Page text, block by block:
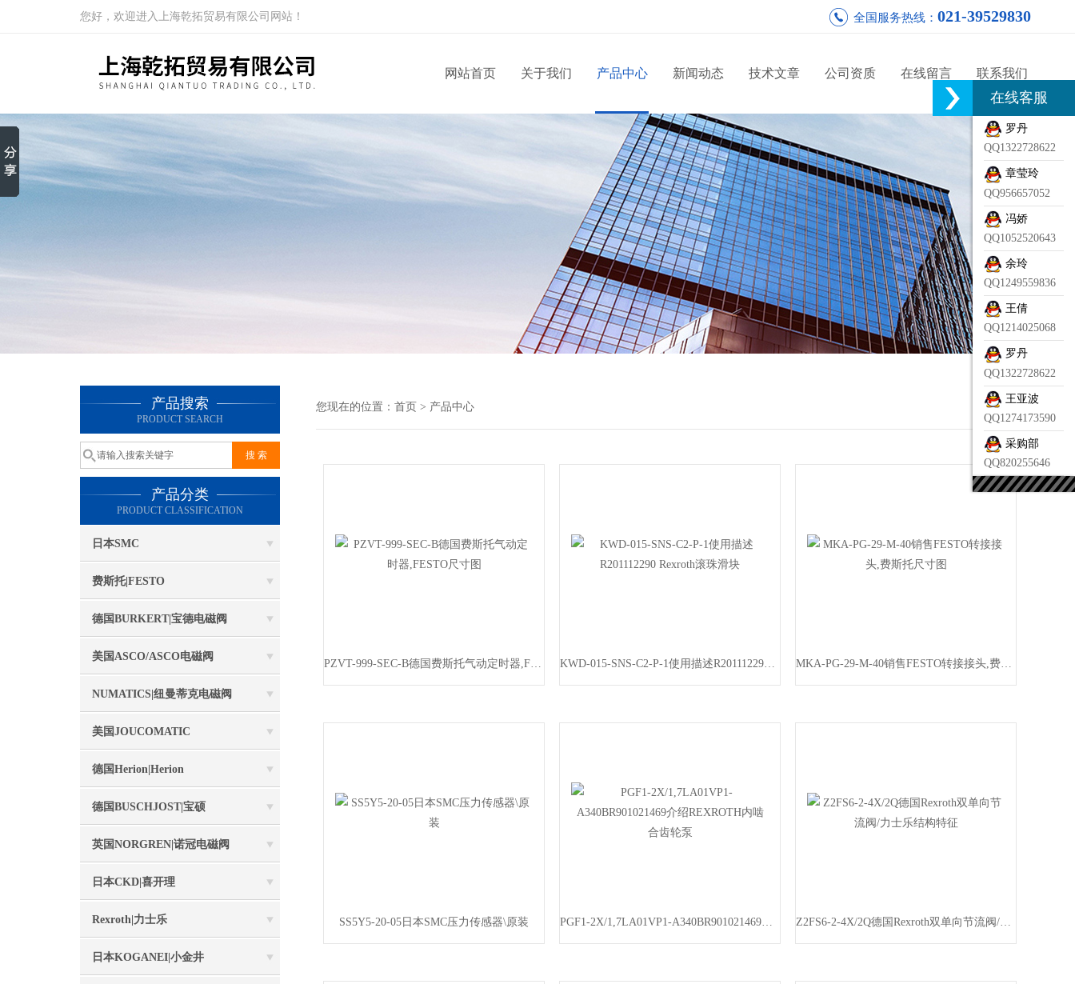
您好，欢迎进入上海乾拓贸易有限公司网站！ 全国服务热线： 021-39529830
网站首页 关于我们 产品中心 新闻动态 技术文章 公司资质 在线留言 联系我们
产品搜索
PRODUCT SEARCH
产品分类
PRODUCT CLASSIFICATION
日本SMC
费斯托|FESTO
德国BURKERT|宝德电磁阀
美国ASCO/ASCO电磁阀
NUMATICS|纽曼蒂克电磁阀
美国JOUCOMATIC
德国Herion|Herion
德国BUSCHJOST|宝硕
英国NORGREN|诺冠电磁阀
日本CKD|喜开理
Rexroth|力士乐
日本KOGANEI|小金井
您现在的位置： 首页 > 产品中心
PZVT-999-SEC-B德国费斯托气动定时器,FESTO尺寸图 KWD-015-SNS-C2-P-1使用描述R201112290 Rexroth滚珠滑块 MKA-PG-29-M-40销售FESTO转接接头,费斯托尺寸图
SS5Y5-20-05日本SMC压力传感器\原装 PGF1-2X/1,7LA01VP1-A340BR901021469介绍REXROTH内啮合齿轮泵 Z2FS6-2-4X/2Q德国Rexroth双单向节流阀/力士乐结构特征
在线客服
罗丹
QQ1322728622
章莹玲
QQ956657052
冯娇
QQ1052520643
余玲
QQ1249559836
王倩
QQ1214025068
罗丹
QQ1322728622
王亚波
QQ1274173590
采购部
QQ820255646